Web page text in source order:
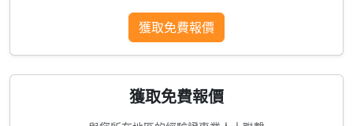
獲取免費報價
獲取免費報價